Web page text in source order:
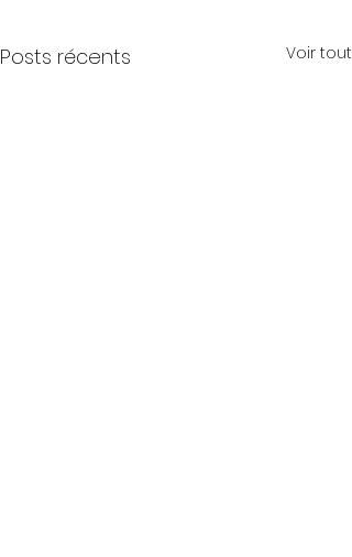
Posts récents Voir tout